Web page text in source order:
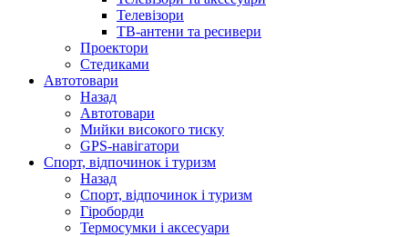
Телевізори
ТВ-антени та ресивери
Проектори
Стедиками
Автотовари
Назад
Автотовари
Мийки високого тиску
GPS-навігатори
Спорт, відпочинок і туризм
Назад
Спорт, відпочинок і туризм
Гіроборди
Термосумки і аксесуари